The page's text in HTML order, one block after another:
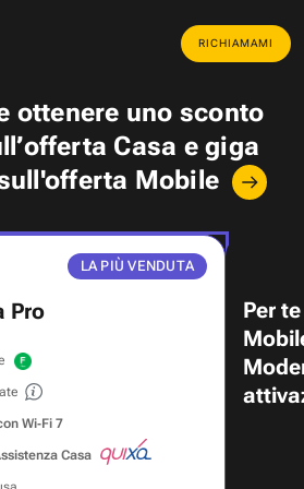
RICHIAMAMI
ottenere uno sconto
Casa egiga
Mobile
LA PIÙ VENDUTA
Pro
Wi‑Fi 7
Casa
Per